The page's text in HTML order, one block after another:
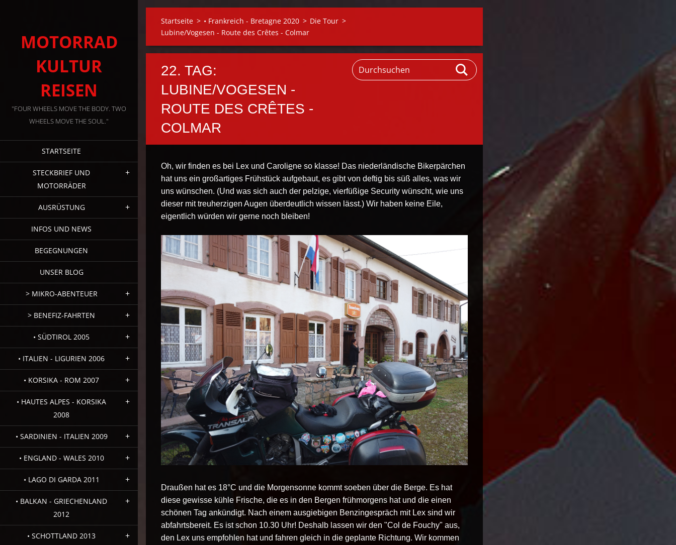
MOTORRAD
KULTUR
REISEN
"FOUR WHEELS MOVE THE BODY. TWO
WHEELS MOVE THE SOUL."
STARTSEITE
STECKBRIEF UND
MOTORRÄDER
AUSRÜSTUNG
INFOS UND NEWS
BEGEGNUNGEN
UNSER BLOG
> MIKRO-ABENTEUER
> BENEFIZ-FAHRTEN
• SÜDTIROL 2005
• ITALIEN - LIGURIEN 2006
• KORSIKA - ROM 2007
• HAUTES ALPES - KORSIKA
2008
• SARDINIEN - ITALIEN 2009
• ENGLAND - WALES 2010
• LAGO DI GARDA 2011
• BALKAN - GRIECHENLAND
2012
• SCHOTTLAND 2013
Startseite > • Frankreich - Bretagne 2020 > Die Tour >
Lubine/Vogesen - Route des Crêtes - Colmar
22. TAG:
LUBINE/VOGESEN -
ROUTE DES CRÊTES -
COLMAR
Oh, wir finden es bei Lex und Caroliene so klasse! Das niederländische Bikerpärchen
hat uns ein großartiges Frühstück aufgebaut, es gibt von deftig bis süß alles, was wir
uns wünschen. (Und was sich auch der pelzige, vierfüßige Security wünscht, wie uns
dieser mit treuherzigen Augen überdeutlich wissen lässt.) Wir haben keine Eile,
eigentlich würden wir gerne noch bleiben!
Draußen hat es 18°C und die Morgensonne kommt soeben über die Berge. Es hat
diese gewisse kühle Frische, die es in den Bergen frühmorgens hat und die einen
schönen Tag ankündigt. Nach einem ausgiebigen Benzingespräch mit Lex sind wir
abfahrtsbereit. Es ist schon 10.30 Uhr! Deshalb lassen wir den "Col de Fouchy" aus,
den Lex uns empfohlen hat und fahren gleich in die geplante Richtung. Wir kommen